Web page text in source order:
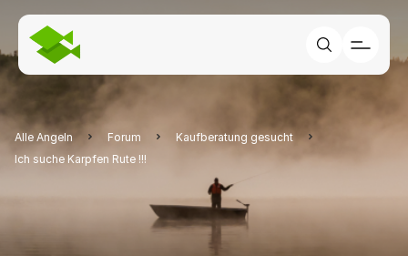
Alle Angeln Forum
Kaufberatung gesucht
Ich suche Karpfen Rute !!!